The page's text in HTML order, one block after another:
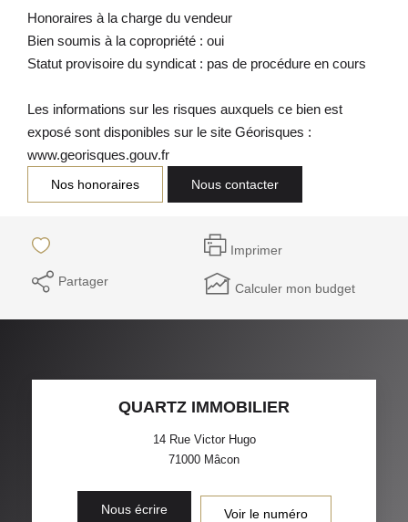
Honoraires à la charge du vendeur
Bien soumis à la copropriété : oui
Statut provisoire du syndicat : pas de procédure en cours
Les informations sur les risques auxquels ce bien est
exposé sont disponibles sur le site Géorisques :
www.georisques.gouv.fr
Nos honoraires Nous contacter
Imprimer
Partager Calculer mon budget
QUARTZ IMMOBILIER
14 Rue Victor Hugo
71000 Mâcon
Nous écrire Voir le numéro